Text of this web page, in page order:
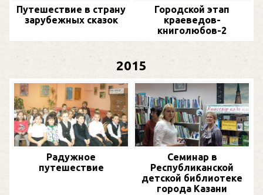
Путешествие в страну
зарубежных сказок
Городской этап
краеведов-
книголюбов-2
2015
Радужное
путешествие
Семинар в
Республиканской
детской библиотеке
города Казани